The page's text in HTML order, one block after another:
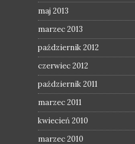
maj 2013
marzec 2013
październik 2012
czerwiec 2012
październik 2011
marzec 2011
kwiecień 2010
marzec 2010